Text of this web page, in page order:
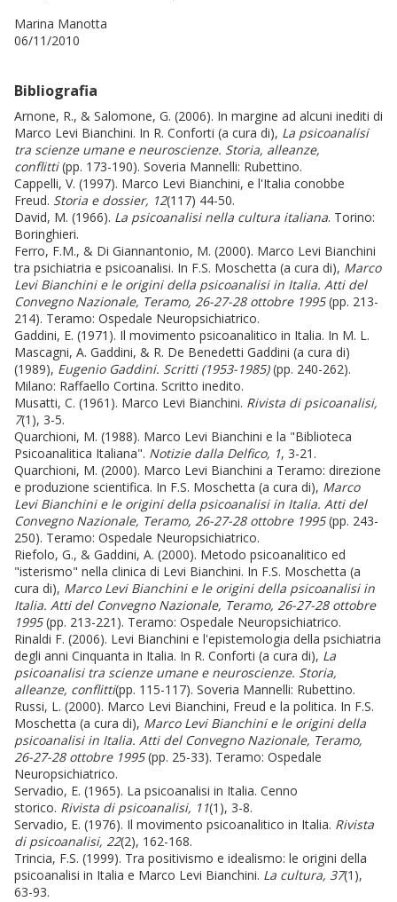
Marina Manotta
06/11/2010
Bibliografia
Arnone, R., & Salomone, G. (2006). In margine ad alcuni inediti di
Marco Levi Bianchini. In R. Conforti (a cura di), La psicoanalisi
tra scienze umane e neuroscienze. Storia, alleanze,
conflitti(pp. 173-190). Soveria Mannelli: Rubettino.
Cappelli, V. (1997). Marco Levi Bianchini, e l'Italia conobbe
Freud. Storia e dossier, 12(117) 44-50.
David, M. (1966). La psicoanalisi nella cultura italiana. Torino:
Boringhieri.
Ferro, F.M., & Di Giannantonio, M. (2000). Marco Levi Bianchini
tra psichiatria e psicoanalisi. In F.S. Moschetta (a cura di), Marco
Levi Bianchini e le origini della psicoanalisi in Italia. Atti del
Convegno Nazionale, Teramo, 26-27-28 ottobre 1995(pp. 213-
214). Teramo: Ospedale Neuropsichiatrico.
Gaddini, E. (1971). Il movimento psicoanalitico in Italia. In M. L.
Mascagni, A. Gaddini, & R. De Benedetti Gaddini (a cura di)
(1989), Eugenio Gaddini. Scritti (1953-1985)(pp. 240-262).
Milano: Raffaello Cortina. Scritto inedito.
Musatti, C. (1961). Marco Levi Bianchini. Rivista di psicoanalisi,
7(1), 3-5.
Quarchioni, M. (1988). Marco Levi Bianchini e la "Biblioteca
Psicoanalitica Italiana". Notizie dalla Delfico, 1, 3-21.
Quarchioni, M. (2000). Marco Levi Bianchini a Teramo: direzione
e produzione scientifica. In F.S. Moschetta (a cura di), Marco
Levi Bianchini e le origini della psicoanalisi in Italia. Atti del
Convegno Nazionale, Teramo, 26-27-28 ottobre 1995(pp. 243-
250). Teramo: Ospedale Neuropsichiatrico.
Riefolo, G., & Gaddini, A. (2000). Metodo psicoanalitico ed
"isterismo" nella clinica di Levi Bianchini. In F.S. Moschetta (a
cura di), Marco Levi Bianchini e le origini della psicoanalisi in
Italia. Atti del Convegno Nazionale, Teramo, 26-27-28 ottobre
1995(pp. 213-221). Teramo: Ospedale Neuropsichiatrico.
Rinaldi F. (2006). Levi Bianchini e l'epistemologia della psichiatria
degli anni Cinquanta in Italia. In R. Conforti (a cura di), La
psicoanalisi tra scienze umane e neuroscienze. Storia,
alleanze, conflitti(pp. 115-117). Soveria Mannelli: Rubettino.
Russi, L. (2000). Marco Levi Bianchini, Freud e la politica. In F.S.
Moschetta (a cura di), Marco Levi Bianchini e le origini della
psicoanalisi in Italia. Atti del Convegno Nazionale, Teramo,
26-27-28 ottobre 1995(pp. 25-33). Teramo: Ospedale
Neuropsichiatrico.
Servadio, E. (1965). La psicoanalisi in Italia. Cenno
storico. Rivista di psicoanalisi, 11(1), 3-8.
Servadio, E. (1976). Il movimento psicoanalitico in Italia. Rivista
di psicoanalisi, 22(2), 162-168.
Trincia, F.S. (1999). Tra positivismo e idealismo: le origini della
psicoanalisi in Italia e Marco Levi Bianchini. La cultura, 37(1),
63-93.